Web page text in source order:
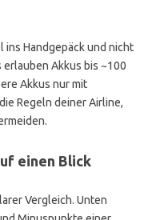
ins Handgepäck und nicht
Akkus bis ~100
Akkus nur mit
Regeln deiner Airline,
einen Blick
Vergleich. Unten